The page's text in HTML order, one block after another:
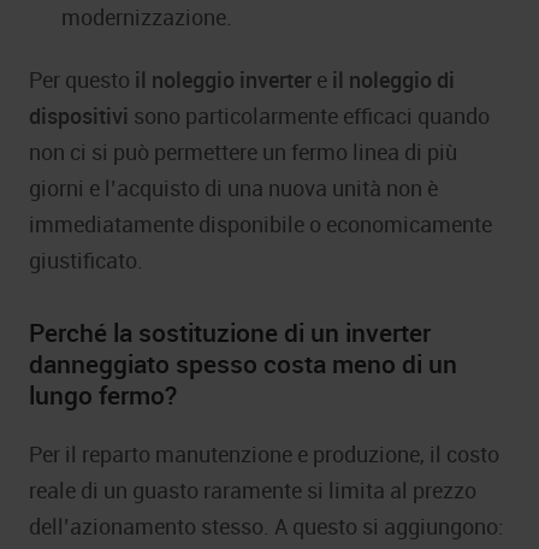
modernizzazione.
Per questo il noleggio inverter e il noleggio di
dispositivi sono particolarmente efficaci quando
non ci si può permettere un fermo linea di più
giorni e l’acquisto di una nuova unità non è
immediatamente disponibile o economicamente
giustificato.
Perché la sostituzione di un inverter
danneggiato spesso costa meno di un
lungo fermo?
Per il reparto manutenzione e produzione, il costo
reale di un guasto raramente si limita al prezzo
dell’azionamento stesso. A questo si aggiungono: